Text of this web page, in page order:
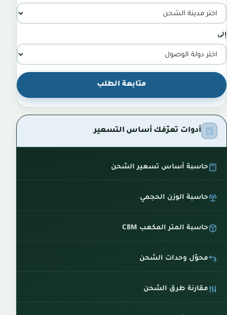
إلى
متابعة الطلب
أدوات تعرّفك أساس التسعير
حاسبة أساس تسعير الشحن
حاسبة الوزن الحجمي
حاسبة المتر المكعب CBM
محوّل وحدات الشحن
مقارنة طرق الشحن